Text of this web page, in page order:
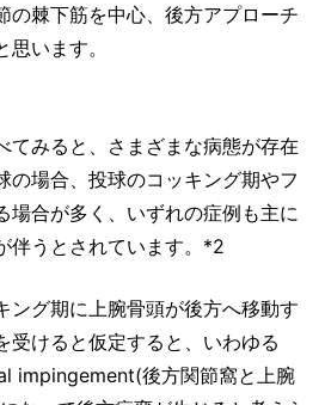
の棘下筋を中心、後方アプローチ
います。
てみると、さまざまな病態が存在
の場合、投球のコッキング期やフ
場合が多く、いずれの症例も主に
伴うとされています。*2
ング期に上腕骨頭が後方へ移動す
受けると仮定すると、いわゆる
impingement(後方関節窩と上腕